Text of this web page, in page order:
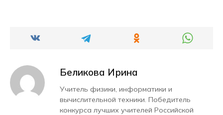
Беликова Ирина
Учитель физики, информатики и
вычислительной техники. Победитель
конкурса лучших учителей Российской